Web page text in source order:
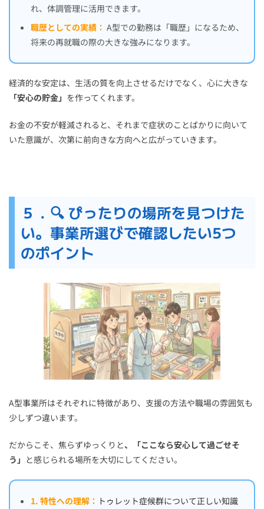
れ、体調管理に活用できます。
職歴としての実績： A型での勤務は「職歴」になるため、
将来の再就職の際の大きな強みになります。
経済的な安定は、生活の質を向上させるだけでなく、心に大きな
「安心の貯金」 を作ってくれます。
お金の不安が軽減されると、それまで症状のことばかりに向いて
いた意識が、次第に前向きな方向へと広がっていきます。
５．🔍 ぴったりの場所を見つけた
い。事業所選びで確認したい5つ
のポイント
A型事業所はそれぞれに特徴があり、支援の方法や職場の雰囲気も
少しずつ違います。
だからこそ、焦らずゆっくりと、「ここなら安心して過ごせそ
う」 と感じられる場所を大切にしてください。
1. 特性への理解： トゥレット症候群について正しい知識